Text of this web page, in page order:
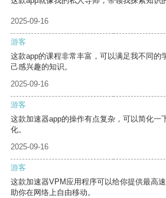
2025-09-16
游客
这款app的课程非常丰富，可以满足我不同的
己感兴趣的知识。
2025-09-16
游客
这款加速器app的操作有点复杂，可以简化一
化。
2025-09-16
游客
这款加速器VPM应用程序可以给你提供最高
助你在网络上自由移动。